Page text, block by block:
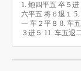
12.相五进七*
1. 炮四平五 卒５
六平五 将６退１
一 车２平８ 8. 车
３进５ 11. 车五退